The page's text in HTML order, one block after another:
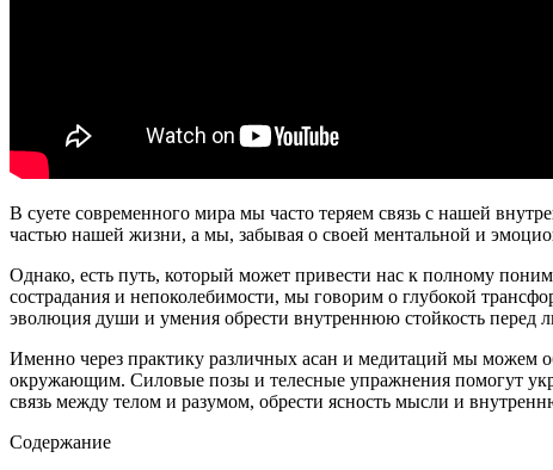
В суете современного мира мы часто теряем связь с нашей
частью нашей жизни, а мы, забывая о своей ментальной и
Однако, есть путь, который может привести нас к полному
сострадания и непоколебимости, мы говорим о глубокой
эволюция души и умения обрести внутреннюю стойкость
Именно через практику различных асан и медитаций мы можем
окружающим. Силовые позы и телесные упражнения помогут
связь между телом и разумом, обрести ясность мысли и
Содержание